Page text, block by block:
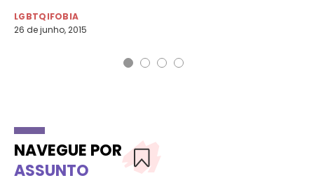
LGBTQIFOBIA
26 de junho, 2015
NAVEGUE POR
ASSUNTO